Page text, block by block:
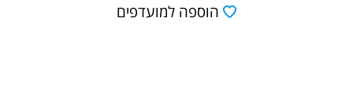
הוספה למועדפים